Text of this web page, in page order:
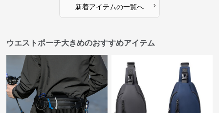
新着アイテムの一覧へ ›
ウエストポーチ大きめのおすすめアイテム